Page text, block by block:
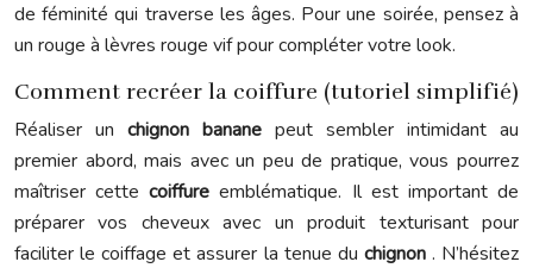
de féminité qui traverse les âges. Pour une soirée, pensez à
un rouge à lèvres rouge vif pour compléter votre look.
Comment recréer la coiffure (tutoriel simplifié)
Réaliser un chignon banane peut sembler intimidant au
premier abord, mais avec un peu de pratique, vous pourrez
maîtriser cettecoiffureemblématique. Il est important de
préparer vos cheveux avec un produit texturisant pour
faciliter le coiffage et assurer la tenue du chignon . N’hésitez